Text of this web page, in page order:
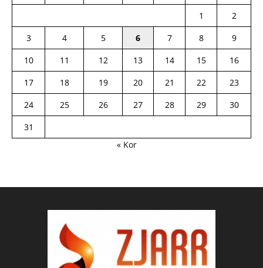
1
2
3
4 5 6 7 8
9
10
11 12 13 14 15
16
17
18 19 20 21 22
23
24
25 26 27 28 29
30
31
« Kor